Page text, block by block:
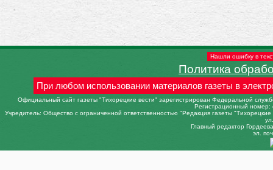
Нашли ошибку в
Политика
При любом использовании материалов газеты в
Официальный сайт газеты "Тихорецкие вести" зарегистрирован Федеральной
Регистрационный
Учредитель: Общество с ограниченной ответственностью "Редакция газеты
Главный редактор
эл.